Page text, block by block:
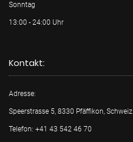
Sonntag
13:00 - 24:00 Uhr
Kontakt:
Adresse:
Speerstrasse 5, 8330 Pfäffikon, Schweiz
Telefon: +41 43 542 46 70